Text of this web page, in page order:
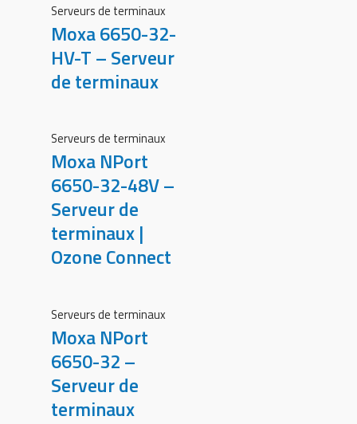
Serveurs de terminaux
Moxa 6650-32-
HV-T – Serveur
de terminaux
Serveurs de terminaux
Moxa NPort
6650-32-48V –
Serveur de
terminaux |
Ozone Connect
Serveurs de terminaux
Moxa NPort
6650-32 –
Serveur de
terminaux